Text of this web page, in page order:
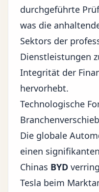
durchgeführte
was die
Sektors der
Dienstleistungen
Integrität der
hervorhebt.
Technologische
Die globale
einen
Chinas BYD
Tesla beim